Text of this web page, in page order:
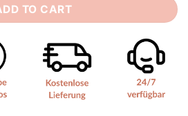
TO CART